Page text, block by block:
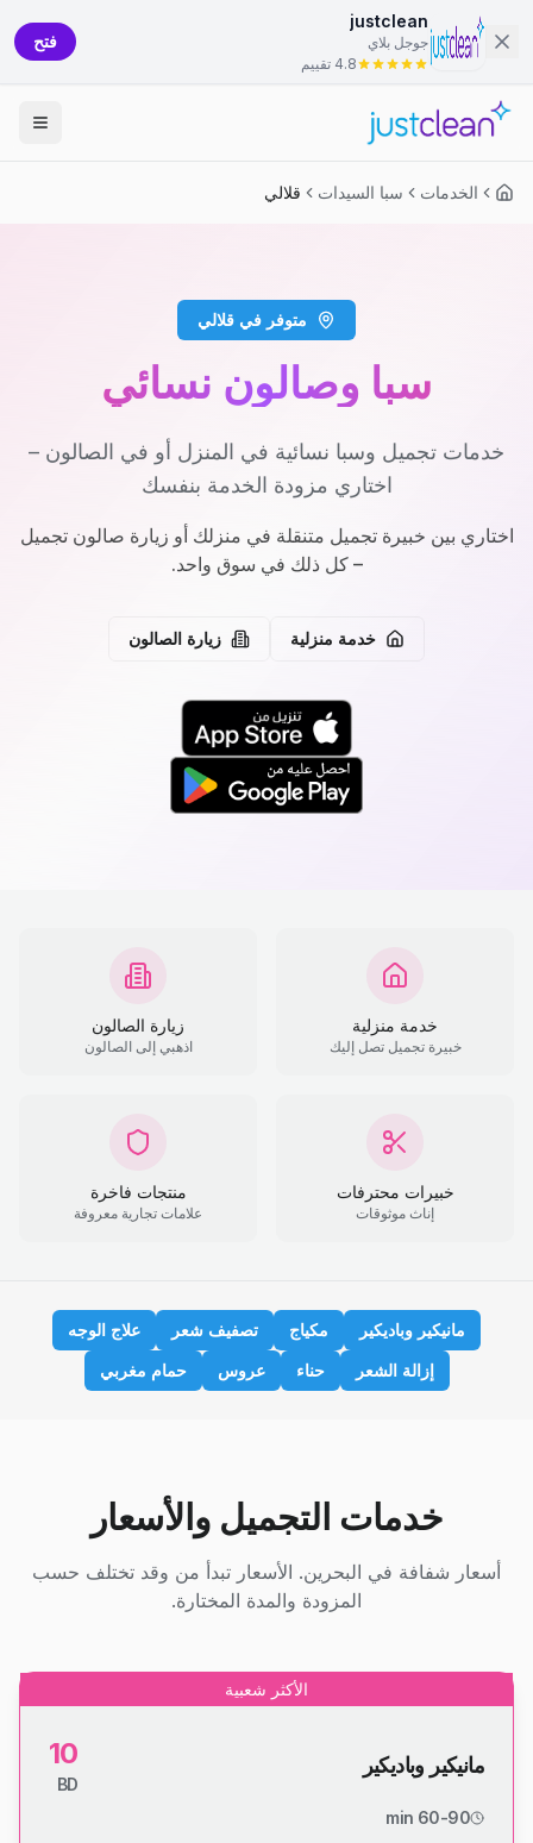
justclean
جوجل بلاي
4.8 تقييم
فتح
الخدمات سبا السيدات قلالي
متوفر في قلالي
سبا وصالون نسائي
خدمات تجميل وسبا نسائية في المنزل أو في الصالون –
اختاري مزودة الخدمة بنفسك
اختاري بين خبيرة تجميل متنقلة في منزلك أو زيارة صالون تجميل
– كل ذلك في سوق واحد.
خدمة منزلية زيارة الصالون
خدمة منزلية
خبيرة تجميل تصل إليك
زيارة الصالون
اذهبي إلى الصالون
خبيرات محترفات
إناث موثوقات
منتجات فاخرة
علامات تجارية معروفة
مانيكير وباديكير مكياج تصفيف شعر
علاج الوجه
إزالة الشعر
حناء عروس حمام مغربي
خدمات التجميل والأسعار
أسعار شفافة في البحرين. الأسعار تبدأ من وقد تختلف حسب
المزودة والمدة المختارة.
الأكثر شعبية
مانيكير وباديكير 10
BD
60-90 min